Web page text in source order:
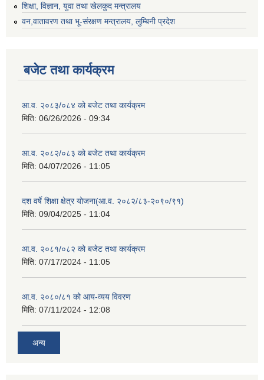
शिक्षा, विज्ञान, युवा तथा खेलकुद मन्‍‍त्रालय
वन,वातावरण तथा भू-संरक्षण मन्त्रालय, लुम्बिनी प्रदेश
बजेट तथा कार्यक्रम
आ.व. २०८३/०८४ को बजेट तथा कार्यक्रम
मिति: 06/26/2026 - 09:34
आ.व. २०८२/०८३ को बजेट तथा कार्यक्रम
मिति: 04/07/2026 - 11:05
दश वर्षे शिक्षा क्षेत्र योजना(आ.व. २०८२/८३-२०९०/९१)
मिति: 09/04/2025 - 11:04
आ.व. २०८१/०८२ को बजेट तथा कार्यक्रम
मिति: 07/17/2024 - 11:05
आ.व. २०८०/८१ को आय-व्यय विवरण
मिति: 07/11/2024 - 12:08
अन्य